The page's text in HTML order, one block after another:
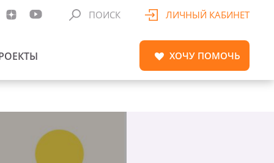
ПОИСК ЛИЧНЫЙ КАБИНЕТ
ХОЧУ ПОМОЧЬ